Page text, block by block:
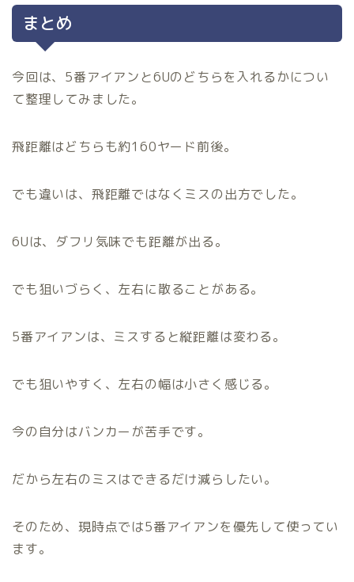
まとめ
今回は、5番アイアンと6Uのどちらを入れるかについ
て整理してみました。
飛距離はどちらも約160ヤード前後。
でも違いは、飛距離ではなくミスの出方でした。
6Uは、ダフリ気味でも距離が出る。
でも狙いづらく、左右に散ることがある。
5番アイアンは、ミスすると縦距離は変わる。
でも狙いやすく、左右の幅は小さく感じる。
今の自分はバンカーが苦手です。
だから左右のミスはできるだけ減らしたい。
そのため、現時点では5番アイアンを優先して使ってい
ます。